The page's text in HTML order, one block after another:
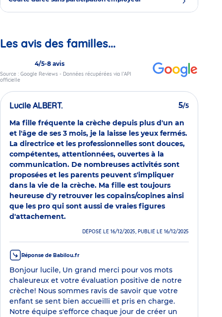
Les avis des familles...
4/5-8 avis
Source : Google Reviews - Données récupérées via l’API
officielle
Lucile ALBERT. 5/5
Ma fille fréquente la crèche depuis plus d'un an
et l'âge de ses 3 mois, je la laisse les yeux fermés.
La directrice et les professionnelles sont douces,
compétentes, attentionnées, ouvertes à la
communication. De nombreuses activités sont
proposées et les parents peuvent s'impliquer
dans la vie de la crèche. Ma fille est toujours
heureuse d'y retrouver les copains/copines ainsi
que les pro qui sont aussi de vraies figures
d'attachement.
DÉPOSÉ LE 16/12/2025, PUBLIÉ LE 16/12/2025
Réponse de Babilou.fr
Bonjour lucile, Un grand merci pour vos mots
chaleureux et votre évaluation positive de notre
crèche! Nous sommes ravis de savoir que votre
enfant se sent bien accueilli et pris en charge.
Notre équipe s'efforce chaque jour de créer un